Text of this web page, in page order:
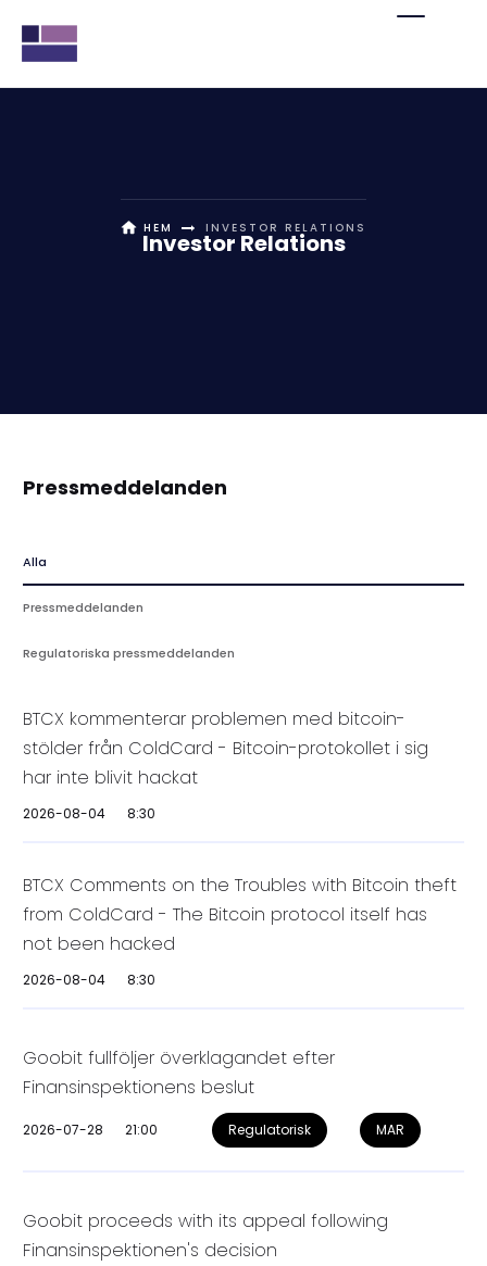
Investor Relations
HEM INVESTOR RELATIONS
Pressmeddelanden
Alla
Pressmeddelanden
Regulatoriska pressmeddelanden
BTCX kommenterar problemen med bitcoin-
stölder från ColdCard - Bitcoin-protokollet i sig
har inte blivit hackat
2026-08-04 8:30
BTCX Comments on the Troubles with Bitcoin theft
from ColdCard - The Bitcoin protocol itself has
not been hacked
2026-08-04 8:30
Goobit fullföljer överklagandet efter
Finansinspektionens beslut
2026-07-28 21:00 Regulatorisk MAR
Goobit proceeds with its appeal following
Finansinspektionen's decision